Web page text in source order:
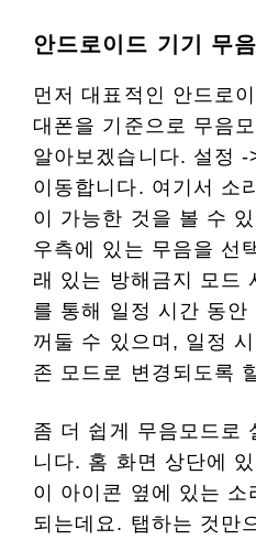
안드로이드 기기 무
먼저 대표적인 안드로
대폰을 기준으로 무음
알아보겠습니다. 설정
이동합니다. 여기서 소
이 가능한 것을 볼 수
우측에 있는 무음을 선
래 있는 방해금지 모드
를 통해 일정 시간 동안
꺼둘 수 있으며, 일정
존 모드로 변경되도록
좀 더 쉽게 무음모드로
니다. 홈 화면 상단에
이 아이콘 옆에 있는 소
되는데요. 탭하는 것만